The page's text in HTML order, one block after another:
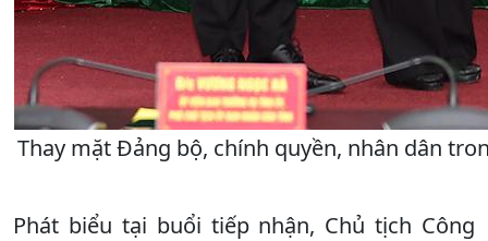
Thay mặt Đảng bộ, chính quyền, nhân dân
Phát biểu tại buổi tiếp nhận, Chủ tịch Công